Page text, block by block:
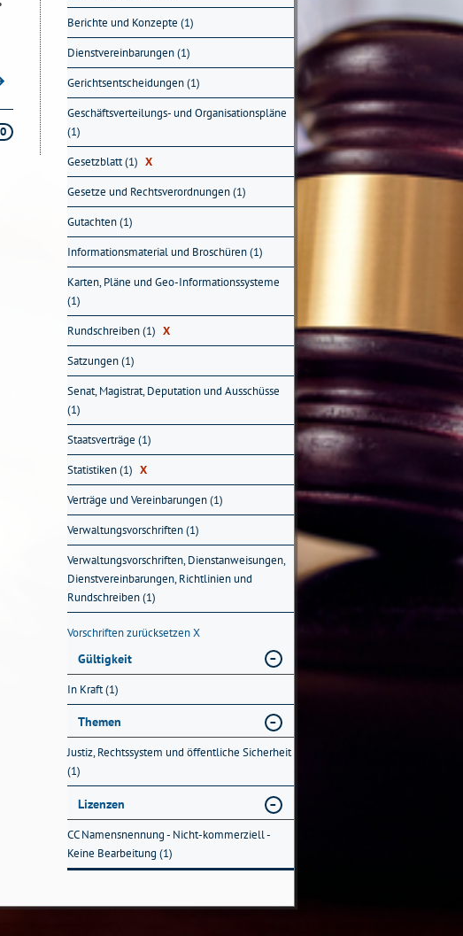
Berichte und Konzepte (1)
Dienstvereinbarungen (1)
Gerichtsentscheidungen (1)
Geschäftsverteilungs- und Organisationspläne
(1)
Gesetzblatt (1) X
Gesetze und Rechtsverordnungen (1)
Gutachten (1)
Informationsmaterial und Broschüren (1)
Karten, Pläne und Geo-Informationssysteme
(1)
Rundschreiben (1) X
Satzungen (1)
Senat, Magistrat, Deputation und Ausschüsse
(1)
Staatsverträge (1)
Statistiken (1) X
Verträge und Vereinbarungen (1)
Verwaltungsvorschriften (1)
Verwaltungsvorschriften, Dienstanweisungen,
Dienstvereinbarungen, Richtlinien und
Rundschreiben (1)
Vorschriften zurücksetzenX
Gültigkeit
In Kraft (1)
Themen
Justiz, Rechtssystem und öffentliche Sicherheit
(1)
Lizenzen
CC Namensnennung - Nicht-kommerziell -
Keine Bearbeitung (1)